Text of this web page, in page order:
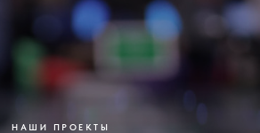
НАШИ ПРОЕКТЫ